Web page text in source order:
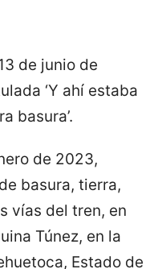
de junio de
‘Y ahí estaba
basura’.
de 2023,
basura, tierra,
vías del tren, en
Túnez, en la
Estado de